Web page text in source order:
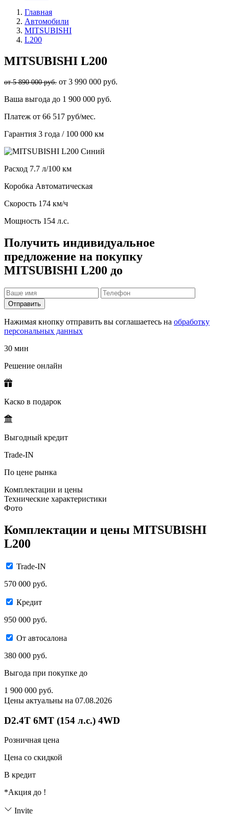
Главная
Автомобили
MITSUBISHI
L200
MITSUBISHI L200
от 5 890 000 руб. от 3 990 000 руб.
Ваша выгода до 1 900 000 руб.
Платеж от 66 517 руб/мес.
Гарантия 3 года / 100 000 км
Расход 7.7 л/100 км
Коробка Автоматическая
Скорость 174 км/ч
Мощность 154 л.с.
Получить индивидуальное
предложение на покупку
MITSUBISHI L200 до
Отправить
Нажимая кнопку отправить вы соглашаетесь на обработку
персональных данных
30 мин
Решение онлайн
Каско в подарок
Выгодный кредит
Trade-IN
По цене рынка
Комплектации и цены
Технические характеристики
Фото
Комплектации и цены MITSUBISHI
L200
Trade-IN
570 000 руб.
Кредит
950 000 руб.
От автосалона
380 000 руб.
Выгода при покупке до
1 900 000 руб.
Цены актуальны на 07.08.2026
D2.4T 6MT (154 л.с.) 4WD
Розничная цена
Цена со скидкой
В кредит
*Акция до !
Invite